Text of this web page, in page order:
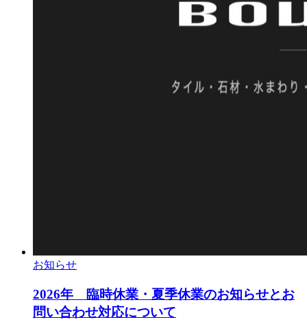
お知らせ
2026年 臨時休業・夏季休業のお知らせとお
問い合わせ対応について